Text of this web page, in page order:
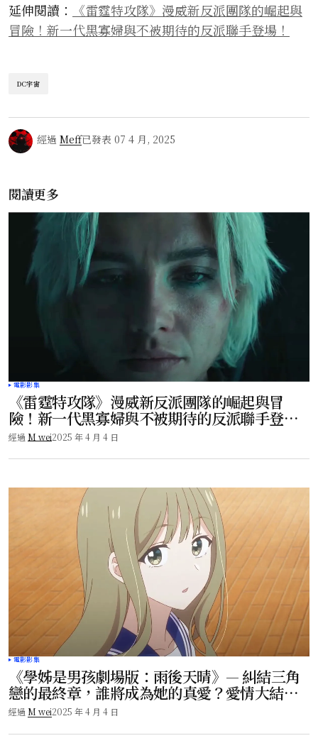
延伸閱讀：
《雷霆特攻隊》漫威新反派團隊的崛起與
冒險！新一代黑寡婦與不被期待的反派聯手登場！
DC宇宙
經過 Meff已發表 07 4 月, 2025
閱讀更多
電影影集
《雷霆特攻隊》漫威新反派團隊的崛起與冒
險！新一代黑寡婦與不被期待的反派聯手登
場！
經過 M wei2025 年 4 月 4 日
電影影集
《學姊是男孩劇場版：雨後天晴》— 糾結三角
戀的最終章，誰將成為她的真愛？愛情大結
局！
經過 M wei2025 年 4 月 4 日